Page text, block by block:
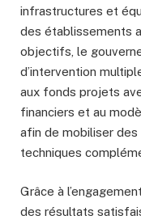
infrastructures et
des établissements
objectifs, le
d’intervention
aux fonds projets
financiers et au
afin de mobiliser
techniques
Grâce à
des résultats